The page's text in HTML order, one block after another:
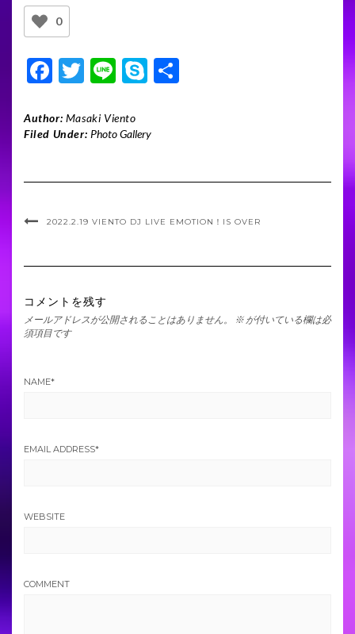
0
F
e
b
k
T
itt
er
Li
e
S
e
Author: Masaki Viento
Filed Under: Photo Gallery
2022.2.19 VIENTO DJ LIVE EMOTION！IS OVER
コメントを残す
メールアドレスが公開されることはありません。 ※ が付いている欄は必
須項目です
NAME*
EMAIL ADDRESS*
WEBSITE
COMMENT